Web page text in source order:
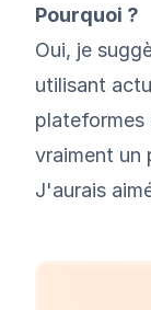
Pourquoi ?
Oui, je
utilisant
plateformes
vraiment un
J'aurais